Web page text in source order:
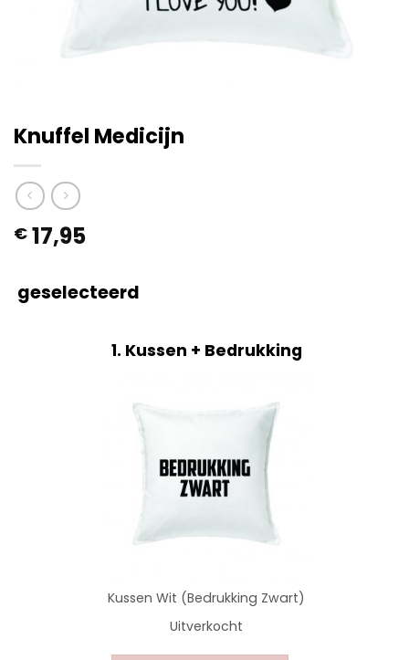
Knuffel Medicijn
€ 17,95
geselecteerd
1 Kussen + Bedrukking
Kussen Wit (Bedrukking Zwart)
Uitverkocht